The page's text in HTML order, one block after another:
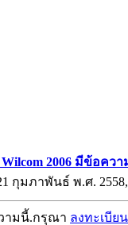
2006 มีข้อควา
กุมภาพันธ์ พ.ศ. 2558,
ามนี้.กรุณา ลงทะเบียน